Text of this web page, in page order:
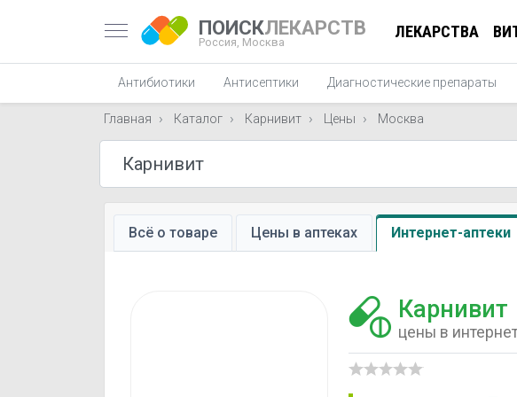
ПОИСКЛЕКАРСТВ
Россия, Москва
ЛЕКАРСТВА
Антибиотики Антисептики Диагностические препараты
Главная Каталог Карнивит Цены Москва
Всё о товаре Цены в аптеках Интернет-аптеки
Карнивит
цены в